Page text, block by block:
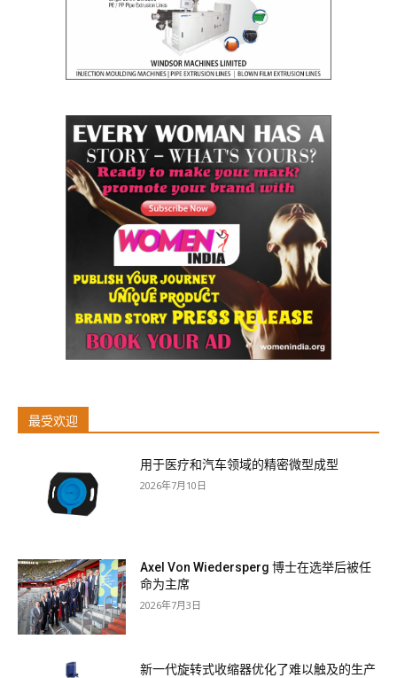
最受欢迎
用于医疗和汽车领域的精密微型成型
2026年7月10日
Axel Von Wiedersperg 博士在选举后被任
命为主席
2026年7月3日
新一代旋转式收缩器优化了难以触及的生产